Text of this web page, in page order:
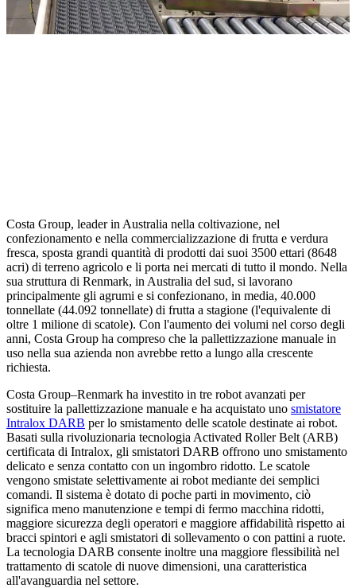
Costa Group, leader in Australia nella coltivazione, nel
confezionamento e nella commercializzazione di frutta e verdura
fresca, sposta grandi quantità di prodotti dai suoi 3500 ettari (8648
acri) di terreno agricolo e li porta nei mercati di tutto il mondo. Nella
sua struttura di Renmark, in Australia del sud, si lavorano
principalmente gli agrumi e si confezionano, in media, 40.000
tonnellate (44.092 tonnellate) di frutta a stagione (l'equivalente di
oltre 1 milione di scatole). Con l'aumento dei volumi nel corso degli
anni, Costa Group ha compreso che la pallettizzazione manuale in
uso nella sua azienda non avrebbe retto a lungo alla crescente
richiesta.
Costa Group–Renmark ha investito in tre robot avanzati per
sostituire la pallettizzazione manuale e ha acquistato uno smistatore
Intralox DARB per lo smistamento delle scatole destinate ai robot.
Basati sulla rivoluzionaria tecnologia Activated Roller Belt (ARB)
certificata di Intralox, gli smistatori DARB offrono uno smistamento
delicato e senza contatto con un ingombro ridotto. Le scatole
vengono smistate selettivamente ai robot mediante dei semplici
comandi. Il sistema è dotato di poche parti in movimento, ciò
significa meno manutenzione e tempi di fermo macchina ridotti,
maggiore sicurezza degli operatori e maggiore affidabilità rispetto ai
bracci spintori e agli smistatori di sollevamento o con pattini a ruote.
La tecnologia DARB consente inoltre una maggiore flessibilità nel
trattamento di scatole di nuove dimensioni, una caratteristica
all'avanguardia nel settore.